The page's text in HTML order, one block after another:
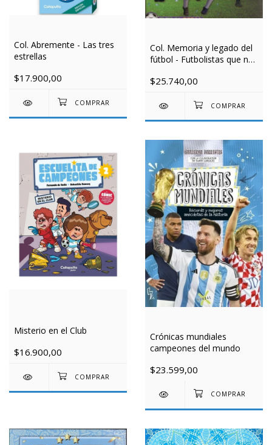
Col. Abremente - Las tres
estrellas
$17.900,00
Col. Memoria y legado del
fútbol - Futbolistas que no
$25.740,00
Misterio en el Club
$16.900,00
Crónicas mundiales
campeones del mundo
$23.599,00